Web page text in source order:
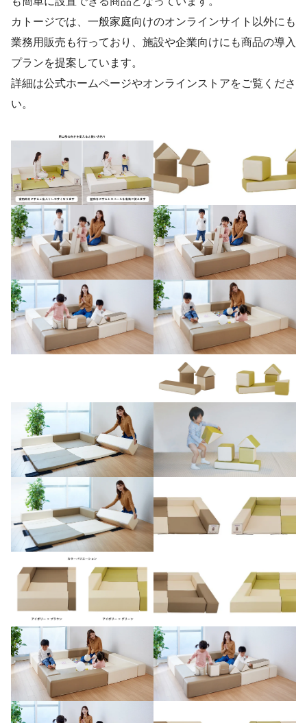
カトージでは、一般家庭向けのオンラインサイト以外にも
業務用販売も行っており、施設や企業向けにも商品の導入
プランを提案しています。
詳細は公式ホームページやオンラインストアをご覧くださ
い。